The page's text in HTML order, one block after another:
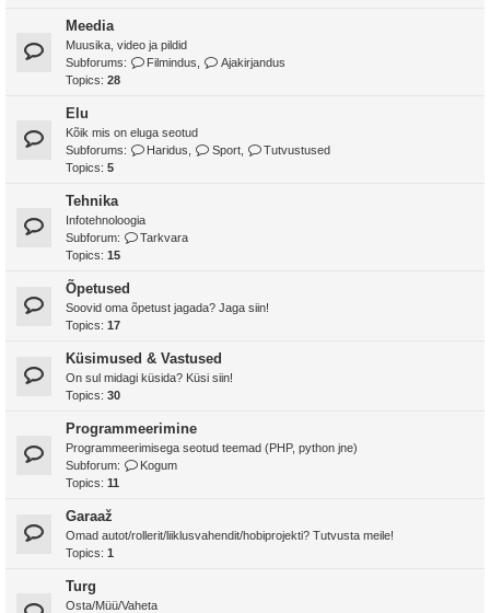
Meedia
Muusika, video ja pildid
Subforums:
Filmindus
Ajakirjandus
Topics: 28
Elu
Kõik mis on eluga seotud
Subforums:
Haridus Sport,
Tutvustused
Topics: 5
Tehnika
Infotehnoloogia
Subforum:
Tarkvara
Topics: 15
Õpetused
Soovid oma õpetust jagada? Jaga siin!
Topics: 17
Küsimused & Vastused
On sul midagi küsida? Küsi siin!
Topics: 30
Programmeerimine
Programmeerimisega seotud teemad (PHP, python jne)
Subforum:
Kogum
Topics: 11
Garaaž
Omad autot/rollerit/liiklusvahendit/hobiprojekti? Tutvusta meile!
Topics: 1
Turg
Osta/Müü/Vaheta